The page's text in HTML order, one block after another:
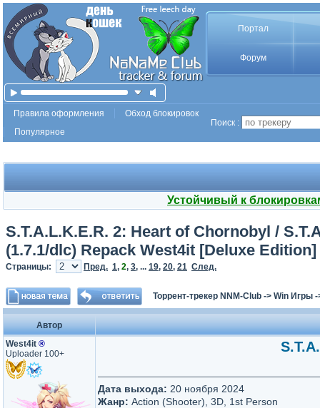
Портал
Форум
Правила оформления
Обход блокировок
Популярное
Поиск :
Устойчивый к
S.T.A.L.K.E.R. 2: Heart of Chornobyl /
(1.7.1/dlc) Repack West4it [Deluxe Edition]
Страницы: Пред. 1, 2, 3, ... 19, 20, 21 След.
Торрент-трекер NNM-Club -> Win Игры
Автор
West4it ®
Uploader 100+
Дата выхода: 20 ноября 2024
Жанр: Action (Shooter), 3D, 1st Person